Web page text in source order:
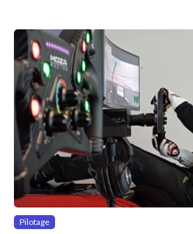
Pilotage